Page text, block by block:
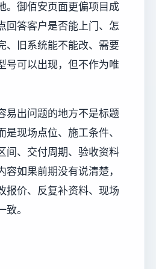
。御佰安页面更偏项目成
回答客户是否能上门、怎
、旧系统能不能改、需要
号可以出现，但不作为唯
易出问题的地方不是标题
是现场点位、施工条件、
间、交付周期、验收资料
如果前期没有说清楚，
报价、反复补资料、现场
。